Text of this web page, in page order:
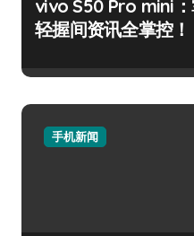
vivo S50 Pro mini：
轻握间资讯全掌控！
手机新闻